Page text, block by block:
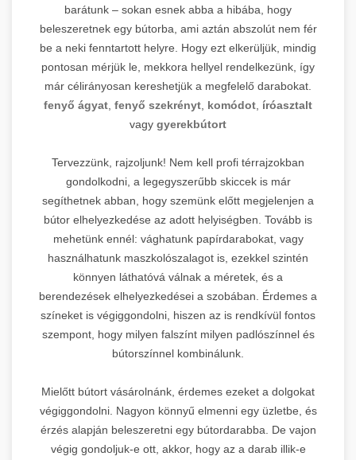
barátunk – sokan esnek abba a hibába, hogy
beleszeretnek egy bútorba, ami aztán abszolút nem fér
be a neki fenntartott helyre. Hogy ezt elkerüljük, mindig
pontosan mérjük le, mekkora hellyel rendelkezünk, így
már célirányosan kereshetjük a megfelelő darabokat.
fenyő ágyat fenyő szekrényt komódot íróasztalt
vagy gyerekbútort
Tervezzünk, rajzoljunk! Nem kell profi térrajzokban
gondolkodni, a legegyszerűbb skiccek is már
segíthetnek abban, hogy szemünk előtt megjelenjen a
bútor elhelyezkedése az adott helyiségben. Tovább is
mehetünk ennél: vághatunk papírdarabokat, vagy
használhatunk maszkolószalagot is, ezekkel szintén
könnyen láthatóvá válnak a méretek, és a
berendezések elhelyezkedései a szobában. Érdemes a
színeket is végiggondolni, hiszen az is rendkívül fontos
szempont, hogy milyen falszínt milyen padlószínnel és
bútorszínnel kombinálunk.
Mielőtt bútort vásárolnánk, érdemes ezeket a dolgokat
végiggondolni. Nagyon könnyű elmenni egy üzletbe, és
érzés alapján beleszeretni egy bútordarabba. De vajon
végig gondoljuk-e ott, akkor, hogy az a darab illik-e